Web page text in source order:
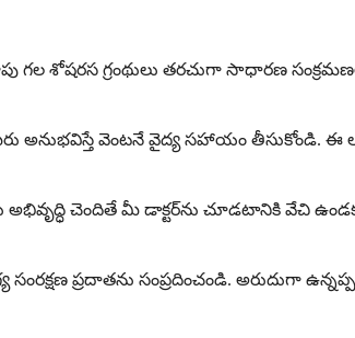
శోషరస గ్రంథులు తరచుగా సాధారణ
వెంటనే వైద్య సహాయం తీసుకోండి. ఈ
చెందితే మీ డాక్టర్‌ను చూడటానికి వేచి
ప్రదాతను సంప్రదించండి. అరుదుగా